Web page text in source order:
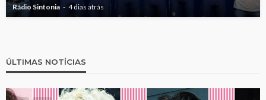
Rádio Sintonia 4 dias atrás
ÚLTIMAS NOTÍCIAS